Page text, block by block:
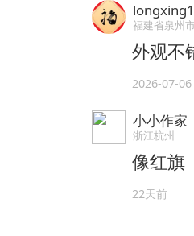
福建省泉州
外观不
2026-07-06
小小作家
浙江杭州
像红旗
22天前